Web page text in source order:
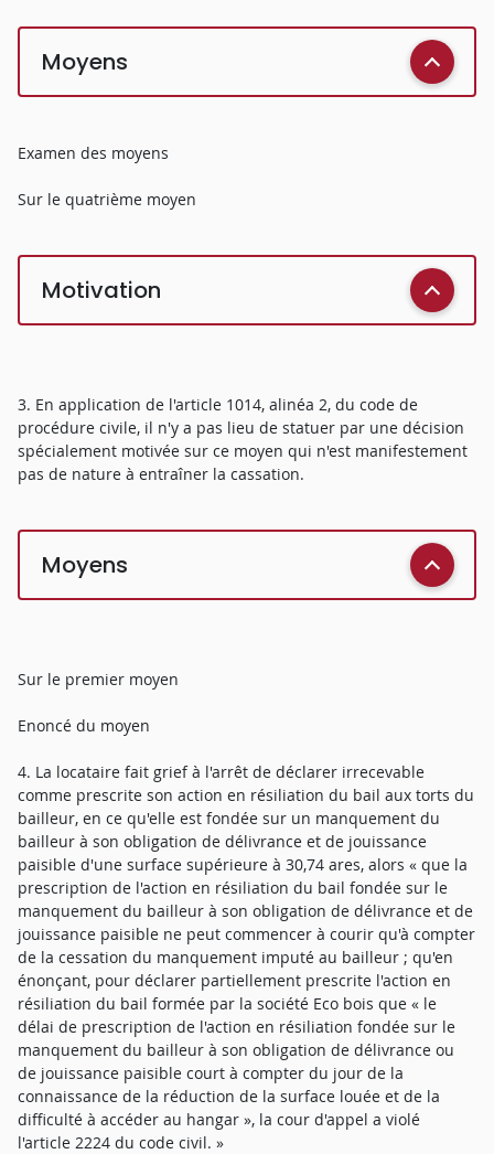
Moyens
Examen des moyens
Sur le quatrième moyen
Motivation
3. En application de l'article 1014, alinéa 2, du code de
procédure civile, il n'y a pas lieu de statuer par une décision
spécialement motivée sur ce moyen qui n'est manifestement
pas de nature à entraîner la cassation.
Moyens
Sur le premier moyen
Enoncé du moyen
4. La locataire fait grief à l'arrêt de déclarer irrecevable
comme prescrite son action en résiliation du bail aux torts du
bailleur, en ce qu'elle est fondée sur un manquement du
bailleur à son obligation de délivrance et de jouissance
paisible d'une surface supérieure à 30,74 ares, alors « que la
prescription de l'action en résiliation du bail fondée sur le
manquement du bailleur à son obligation de délivrance et de
jouissance paisible ne peut commencer à courir qu'à compter
de la cessation du manquement imputé au bailleur ; qu'en
énonçant, pour déclarer partiellement prescrite l'action en
résiliation du bail formée par la société Eco bois que « le
délai de prescription de l'action en résiliation fondée sur le
manquement du bailleur à son obligation de délivrance ou
de jouissance paisible court à compter du jour de la
connaissance de la réduction de la surface louée et de la
difficulté à accéder au hangar », la cour d'appel a violé
l'article 2224 du code civil. »